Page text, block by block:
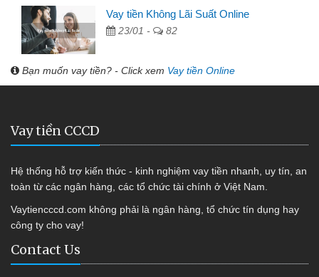
Vay tiền Không Lãi Suất Online
23/01 - 82
Bạn muốn vay tiền? - Click xem Vay tiền Online
Vay tiền CCCD
Hệ thống hỗ trợ kiến thức - kinh nghiệm vay tiền nhanh, uy tín, an
toàn từ các ngân hàng, các tổ chức tài chính ở Việt Nam.
Vaytiencccd.com không phải là ngân hàng, tổ chức tín dụng hay
công ty cho vay!
Contact Us